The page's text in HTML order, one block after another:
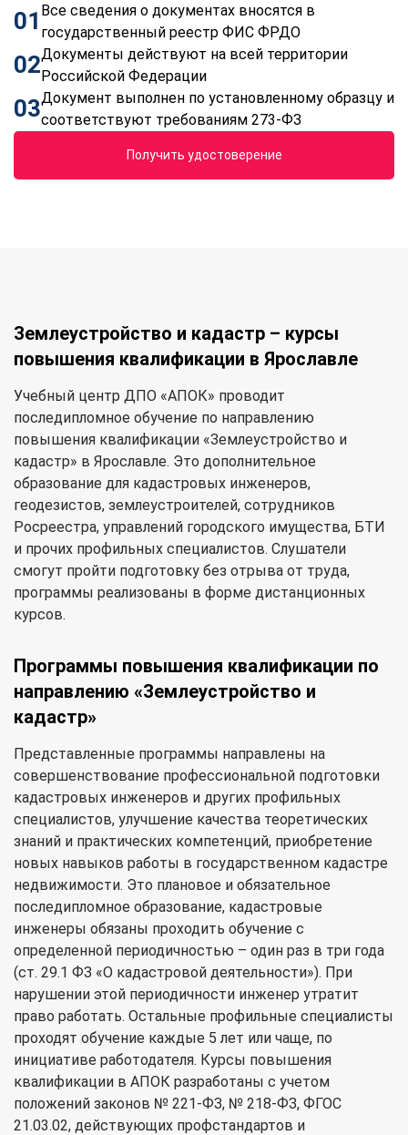
01 Все сведения о документах вносятся в
государственный реестр ФИС ФРДО
02Документы действуют на всей территории
Российской Федерации
03Документ выполнен по установленному образцу и
соответствуют требованиям 273-ФЗ
Получить удостоверение
Землеустройство и кадастр – курсы
повышения квалификации в Ярославле
Учебный центр ДПО «АПОК» проводит
последипломное обучение по направлению
повышения квалификации «Землеустройство и
кадастр» в Ярославле. Это дополнительное
образование для кадастровых инженеров,
геодезистов, землеустроителей, сотрудников
Росреестра, управлений городского имущества, БТИ
и прочих профильных специалистов. Слушатели
смогут пройти подготовку без отрыва от труда,
программы реализованы в форме дистанционных
курсов.
Программы повышения квалификации по
направлению «Землеустройство и
кадастр»
Представленные программы направлены на
совершенствование профессиональной подготовки
кадастровых инженеров и других профильных
специалистов, улучшение качества теоретических
знаний и практических компетенций, приобретение
новых навыков работы в государственном кадастре
недвижимости. Это плановое и обязательное
последипломное образование, кадастровые
инженеры обязаны проходить обучение с
определенной периодичностью – один раз в три года
(ст. 29.1 ФЗ «О кадастровой деятельности»). При
нарушении этой периодичности инженер утратит
право работать. Остальные профильные специалисты
проходят обучение каждые 5 лет или чаще, по
инициативе работодателя. Курсы повышения
квалификации в АПОК разработаны с учетом
положений законов № 221-ФЗ, № 218-ФЗ, ФГОС
21.03.02, действующих профстандартов и